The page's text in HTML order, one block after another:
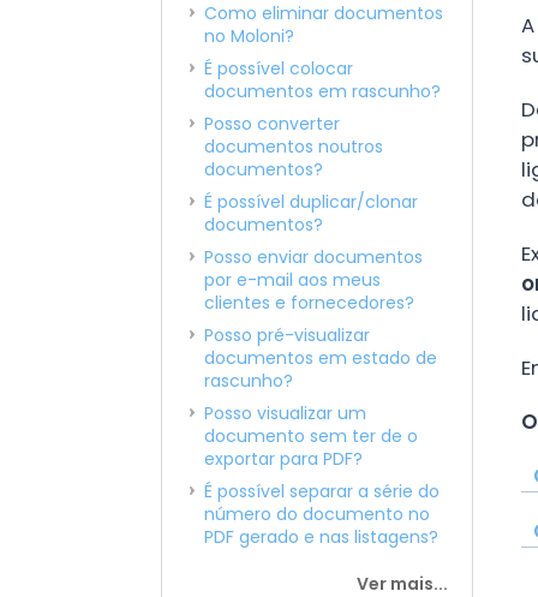
Como eliminar documentos
no Moloni?
É possível colocar
documentos em rascunho?
Posso converter
documentos noutros
documentos?
É possível duplicar/clonar
documentos?
Posso enviar documentos
por e-mail aos meus
clientes e fornecedores?
Posso pré-visualizar
documentos em estado de
rascunho?
Posso visualizar um
documento sem ter de o
exportar para PDF?
É possível separar a série do
número do documento no
PDF gerado e nas listagens?
Ver mais...